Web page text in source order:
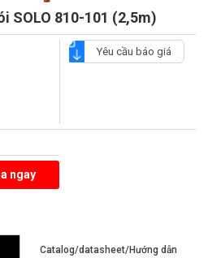
SOLO 810-101 (2,5m)
Yêu cầu báo giá
ngay
Catalog/datasheet/Hướng dẫn